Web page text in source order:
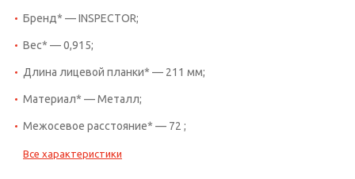
Бренд* — INSPECTOR;
Вес* — 0,915;
Длина лицевой планки* — 211 мм;
Материал* — Металл;
Межосевое расстояние* — 72 ;
Все характеристики